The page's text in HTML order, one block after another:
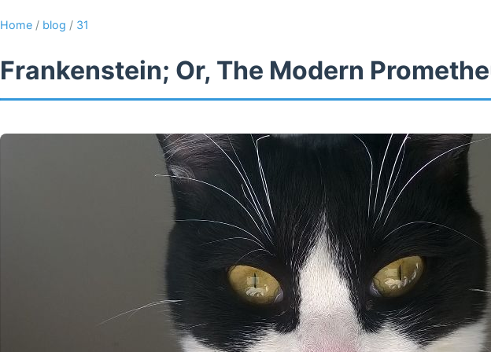
Home / blog / 31
Frankenstein; Or, The Modern